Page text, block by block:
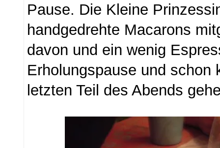
Pause. Die Kleine
handgedrehte Macarons
davon und ein wenig
Erholungspause und schon
letzten Teil des Abends